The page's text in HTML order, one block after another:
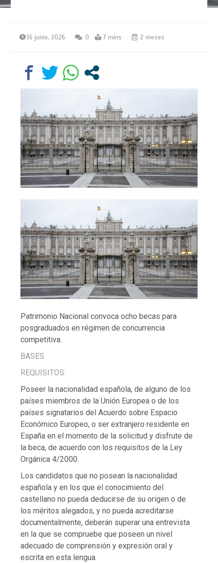
16 junio, 2026 0 7 mins 2 meses
Patrimonio Nacional convoca ocho becas para
posgraduados en régimen de concurrencia
competitiva.
BASES
REQUISITOS:
Poseer la nacionalidad española, de alguno de los
países miembros de la Unión Europea o de los
países signatarios del Acuerdo sobre Espacio
Económico Europeo, o ser extranjero residente en
España en el momento de la solicitud y disfrute de
la beca, de acuerdo con los requisitos de la Ley
Orgánica 4/2000.
Los candidatos que no posean la nacionalidad
española y en los que el conocimiento del
castellano no pueda deducirse de su origen o de
los méritos alegados, y no pueda acreditarse
documentalmente, deberán superar una entrevista
en la que se compruebe que poseen un nivel
adecuado de comprensión y expresión oral y
escrita en esta lengua.